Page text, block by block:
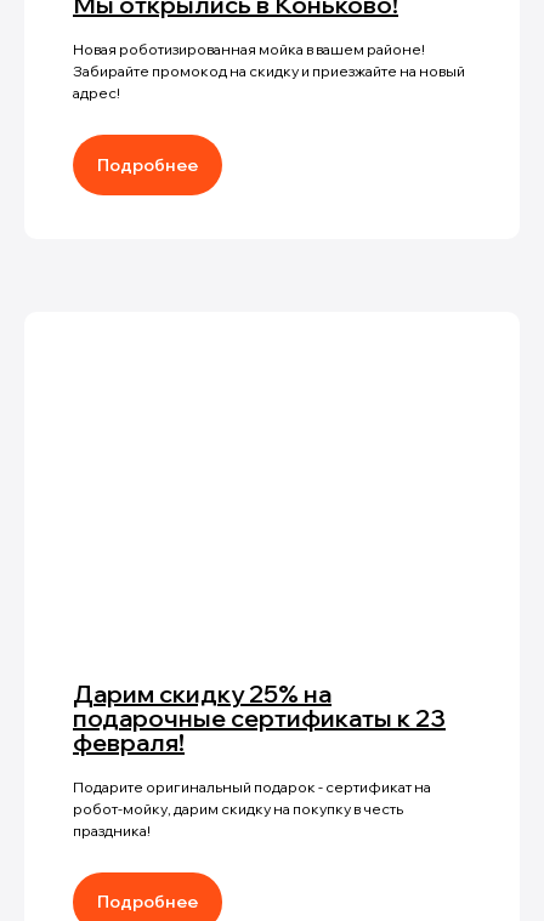
Новая роботизированная мойка в вашем районе!
Забирайте промокод на скидку и приезжайте на новый
адрес!
Подробнее
Дарим скидку 25% на
подарочные сертификаты к 23
февраля!
Подарите оригинальный подарок - сертификат на
робот-мойку, дарим скидку на покупку в честь
праздника!
Подробнее